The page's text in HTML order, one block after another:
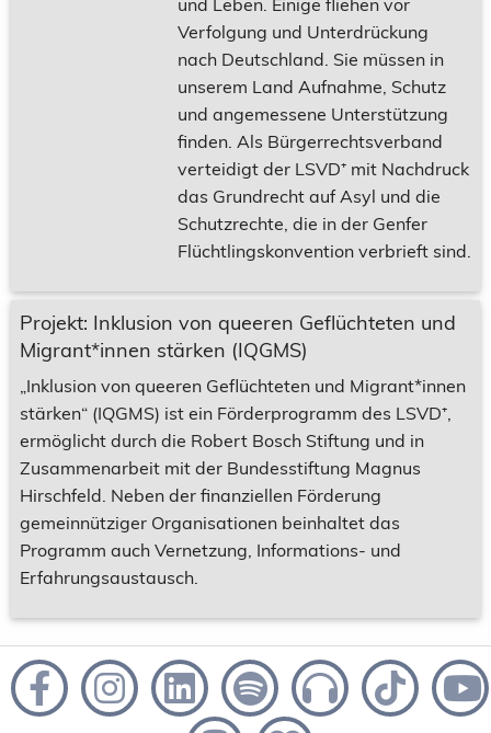
und Leben. Einige fliehen vor
Verfolgung und Unterdrückung
nach Deutschland. Sie müssen in
unserem Land Aufnahme, Schutz
und angemessene Unterstützung
finden. Als Bürgerrechtsverband
verteidigt der LSVD⁺ mit Nachdruck
das Grundrecht auf Asyl und die
Schutzrechte, die in der Genfer
Flüchtlingskonvention verbrieft sind.
Projekt: Inklusion von queeren Geflüchteten und
Migrant*innen stärken (IQGMS)
„Inklusion von queeren Geflüchteten und Migrant*innen
stärken“ (IQGMS) ist ein Förderprogramm des LSVD⁺,
ermöglicht durch die Robert Bosch Stiftung und in
Zusammenarbeit mit der Bundesstiftung Magnus
Hirschfeld. Neben der finanziellen Förderung
gemeinnütziger Organisationen beinhaltet das
Programm auch Vernetzung, Informations- und
Erfahrungsaustausch.